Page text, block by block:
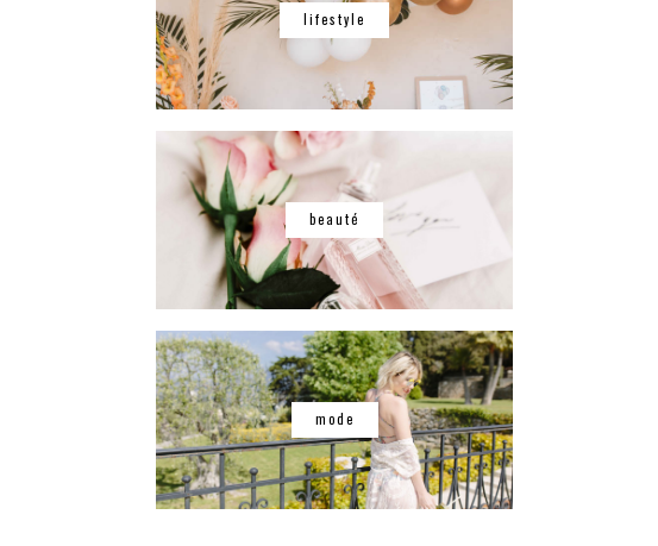
lifestyle
beauté
mode